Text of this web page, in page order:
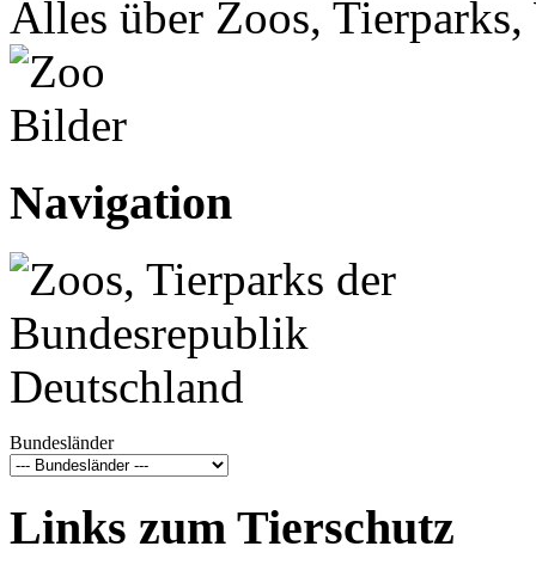
Alles über Zoos,
Navigation
Bundesländer
Links zum Tierschutz